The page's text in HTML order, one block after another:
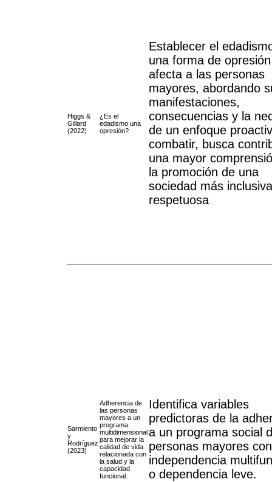
Higgs &
Gillard
(2022)
¿Es el
edadismo una
opresión?
Establecer el
una forma de
afecta a las personas
mayores, abordando
manifestaciones,
consecuencias y la
de un enfoque
combatir, busca
una mayor
la promoción de una
sociedad más
respetuosa
Sarmiento
y
Rodríguez
(2023)
Adherencia de
las personas
mayores a un
programa
multidimensional
para mejorar la
calidad de vida
relacionada con
la salud y la
capacidad
funcional.
Identifica variables
predictoras de la
a un programa social
personas mayores con
independencia
o dependencia leve.